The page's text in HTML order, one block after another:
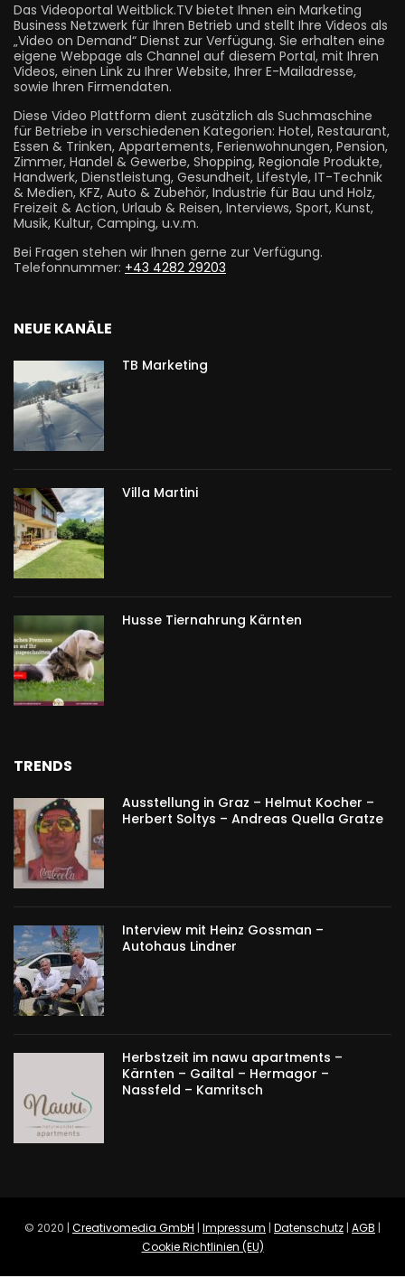
Das Videoportal Weitblick.TV bietet Ihnen ein Marketing
Business Netzwerk für Ihren Betrieb und stellt Ihre Videos als
„Video on Demand“ Dienst zur Verfügung. Sie erhalten eine
eigene Webpage als Channel auf diesem Portal, mit Ihren
Videos, einen Link zu Ihrer Website, Ihrer E-Mailadresse,
sowie Ihren Firmendaten.
Diese Video Plattform dient zusätzlich als Suchmaschine
für Betriebe in verschiedenen Kategorien: Hotel, Restaurant,
Essen & Trinken, Appartements, Ferienwohnungen, Pension,
Zimmer, Handel & Gewerbe, Shopping, Regionale Produkte,
Handwerk, Dienstleistung, Gesundheit, Lifestyle, IT-Technik
& Medien, KFZ, Auto & Zubehör, Industrie für Bau und Holz,
Freizeit & Action, Urlaub & Reisen, Interviews, Sport, Kunst,
Musik, Kultur, Camping, u.v.m.
Bei Fragen stehen wir Ihnen gerne zur Verfügung.
Telefonnummer: +43 4282 29203
NEUE KANÄLE
TB Marketing
Villa Martini
Husse Tiernahrung Kärnten
TRENDS
Ausstellung in Graz – Helmut Kocher –
Herbert Soltys – Andreas Quella Gratze
Interview mit Heinz Gossman –
Autohaus Lindner
Herbstzeit im nawu apartments –
Kärnten – Gailtal – Hermagor –
Nassfeld – Kamritsch
© 2020 | Creativomedia GmbH | Impressum | Datenschutz | AGB |
Cookie Richtlinien (EU)